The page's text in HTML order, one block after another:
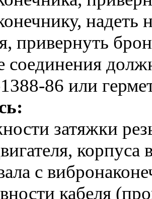
надеть
привернуть
соединения
86 или
затяжки
с
кабеля